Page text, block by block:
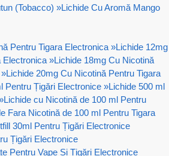
(Tobacco) »Lichide Cu Aromă Mango
Pentru Tigara Electronica »Lichide 12mg
Electronica »Lichide 18mg Cu Nicotină
»Lichide 20mg Cu Nicotină Pentru Tigara
Pentru Țigări Electronice »Lichide 500 ml
Lichide cu Nicotină de 100 ml Pentru
Fara Nicotină de 100 ml Pentru Tigara
30ml Pentru Țigări Electronice
Țigări Electronice
Pentru Vape Și Țigări Electronice